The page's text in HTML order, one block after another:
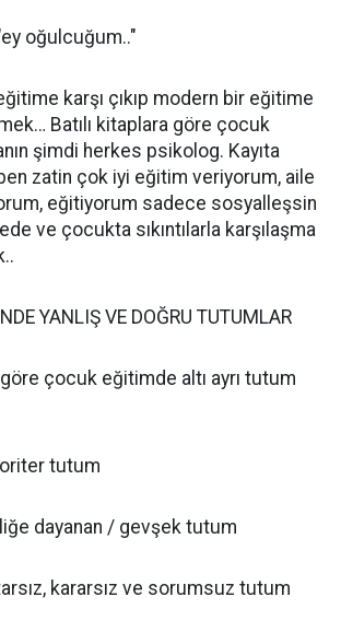
oğulcuğum.."
karşı çıkıp modern bir eğitime
Batılı kitaplara göre çocuk
şimdi herkes psikolog. Kayıta
zatin çok iyi eğitim veriyorum, aile
eğitiyorum sadece sosyalleşsin
ve çocukta sıkıntılarla karşılaşma
YANLIŞ VE DOĞRU TUTUMLAR
çocuk eğitimde altı ayrı tutum
tutum
dayanan / gevşek tutum
kararsız ve sorumsuz tutum